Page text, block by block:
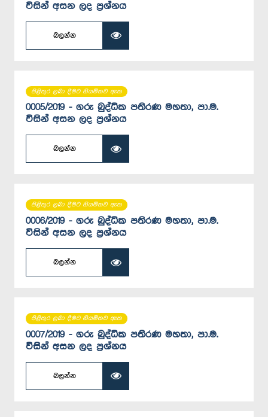
විසින් අසන ලද ප්‍රශ්නය
බලන්න
පිළිතුර ලබා දීමට නියමිතව ඇත
0005/2019 - ගරු බුද්ධික පතිරණ මහතා, පා.ම.
විසින් අසන ලද ප්‍රශ්නය
බලන්න
පිළිතුර ලබා දීමට නියමිතව ඇත
0006/2019 - ගරු බුද්ධික පතිරණ මහතා, පා.ම.
විසින් අසන ලද ප්‍රශ්නය
බලන්න
පිළිතුර ලබා දීමට නියමිතව ඇත
0007/2019 - ගරු බුද්ධික පතිරණ මහතා, පා.ම.
විසින් අසන ලද ප්‍රශ්නය
බලන්න